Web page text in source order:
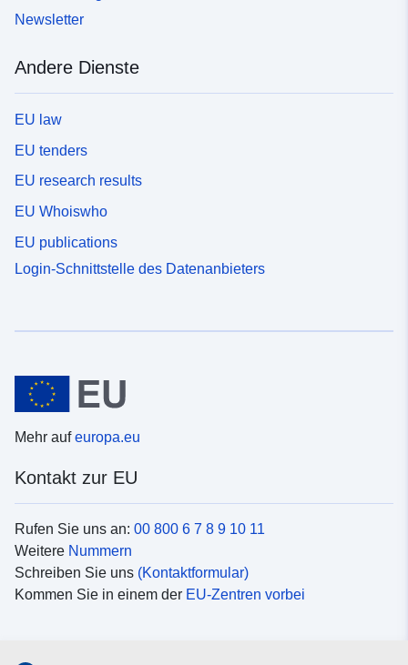
Newsletter
Andere Dienste
EU law
EU tenders
EU research results
EU Whoiswho
EU publications
Login-Schnittstelle des Datenanbieters
Mehr aufeuropa.eu
Kontakt zur EU
Rufen Sie uns an: 00 800 6 7 8 9 10 11
Weitere Nummern
Schreiben Sie uns (Kontaktformular)
Kommen Sie in einem der EU-Zentren vorbei